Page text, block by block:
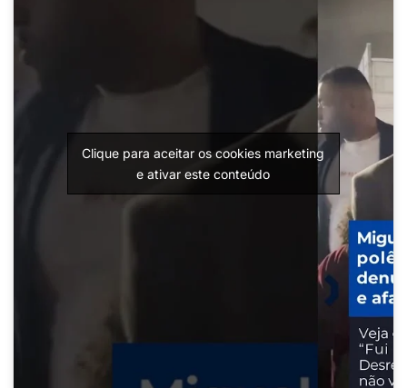
Clique para aceitar os cookies marketing
e ativar este conteúdo